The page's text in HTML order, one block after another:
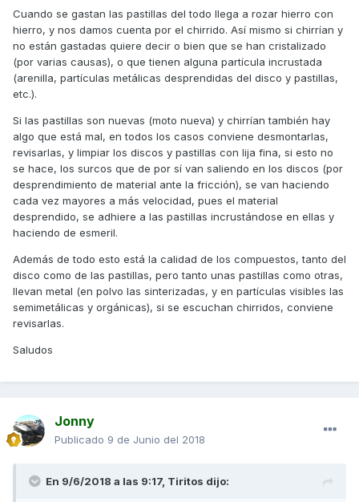
Cuando se gastan las pastillas del todo llega a rozar hierro con
hierro, y nos damos cuenta por el chirrido. Así mismo si chirrían y
no están gastadas quiere decir o bien que se han cristalizado
(por varias causas), o que tienen alguna partícula incrustada
(arenilla, partículas metálicas desprendidas del disco y pastillas,
etc.).
Si las pastillas son nuevas (moto nueva) y chirrían también hay
algo que está mal, en todos los casos conviene desmontarlas,
revisarlas, y limpiar los discos y pastillas con lija fina, si esto no
se hace, los surcos que de por sí van saliendo en los discos (por
desprendimiento de material ante la fricción), se van haciendo
cada vez mayores a más velocidad, pues el material
desprendido, se adhiere a las pastillas incrustándose en ellas y
haciendo de esmeril.
Además de todo esto está la calidad de los compuestos, tanto del
disco como de las pastillas, pero tanto unas pastillas como otras,
llevan metal (en polvo las sinterizadas, y en partículas visibles las
semimetálicas y orgánicas), si se escuchan chirridos, conviene
revisarlas.
Saludos
Jonny
Publicado 9 de Junio del 2018
En 9/6/2018 a las 9:17, Tiritos dijo: